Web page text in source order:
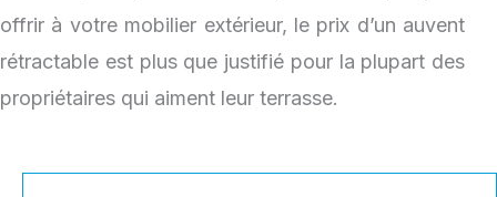
offrir à votre mobilier extérieur, le prix d’un auvent
rétractable est plus que justifié pour la plupart des
propriétaires qui aiment leur terrasse.